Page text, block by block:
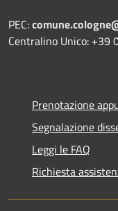
PEC:
Centralino Unico: +39
Prenotazione
Segnalazione
Leggi le FAQ
Richiesta